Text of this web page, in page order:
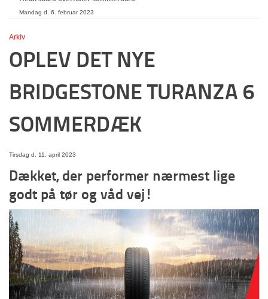
Mandag d. 6. februar 2023
Arkiv
OPLEV DET NYE
BRIDGESTONE TURANZA 6
SOMMERDÆK
Tirsdag d. 11. april 2023
Dækket, der performer nærmest lige
godt på tør og våd vej!